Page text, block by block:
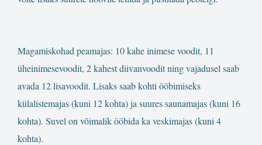
Magamiskohad peamajas: 10 kahe inimese voodit, 11
üheinimesevoodit, 2 kahest diivanvoodit ning vajadusel saab
avada 12 lisavoodit. Lisaks saab kohti ööbimiseks
külalistemajas (kuni 12 kohta) ja suures saunamajas (kuni 16
kohta). Suvel on võimalik ööbida ka veskimajas (kuni 4
kohta).